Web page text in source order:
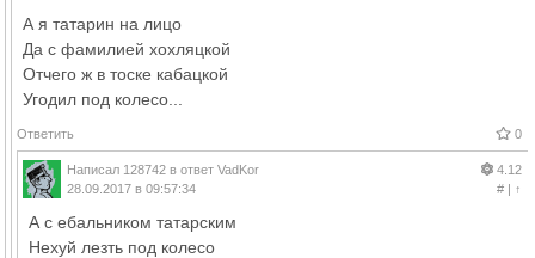
А я татаpин на лицо
Да с фамилией хохляцкой
Отчего ж в тоске кабацкой
Угодил под колесо...
Ответить 0
Написал 128742 в ответ VadKor
28.09.2017 в 09:57:34
4.12
#| ↑
А с ебальником татарским
Нехуй лезть под колесо